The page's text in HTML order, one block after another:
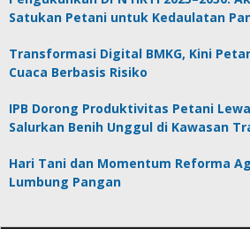
Satukan Petani untuk Kedaulatan
Transformasi Digital BMKG, Kini
Cuaca Berbasis Risiko
IPB Dorong Produktivitas Petani
Salurkan Benih Unggul di Kawasan
Hari Tani dan Momentum Reforma
Lumbung Pangan